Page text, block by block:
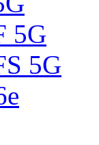
5G
5G